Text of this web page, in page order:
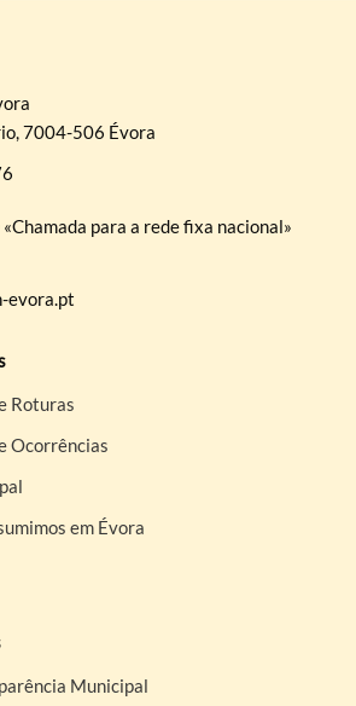
7004-506 Évora
para a rede fixa nacional»
evora.pt
Roturas
Ocorrências
em Évora
Municipal